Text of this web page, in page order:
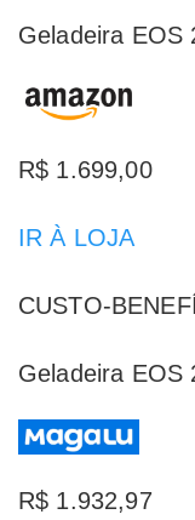
Geladeira EOS
R$ 1.699,00
IR À LOJA
CUSTO-
Geladeira EOS
R$ 1.932,97